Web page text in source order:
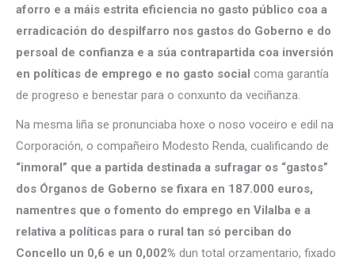
aforro e a máis estrita eficiencia no gasto público coa a
erradicación do despilfarro nos gastos do Goberno e do
persoal de confianza e a súa contrapartida coa inversión
en políticas de emprego e no gasto social coma garantía
de progreso e benestar para o conxunto da veciñanza.
Na mesma liña se pronunciaba hoxe o noso voceiro e edil na
Corporación, o compañeiro Modesto Renda, cualificando de
“inmoral” que a partida destinada a sufragar os “gastos”
dos Órganos de Goberno se fixara en 187.000 euros,
namentres que o fomento do emprego en Vilalba e a
relativa a políticas para o rural tan só perciban do
Concello un 0,6 e un 0,002% dun total orzamentario, fixado